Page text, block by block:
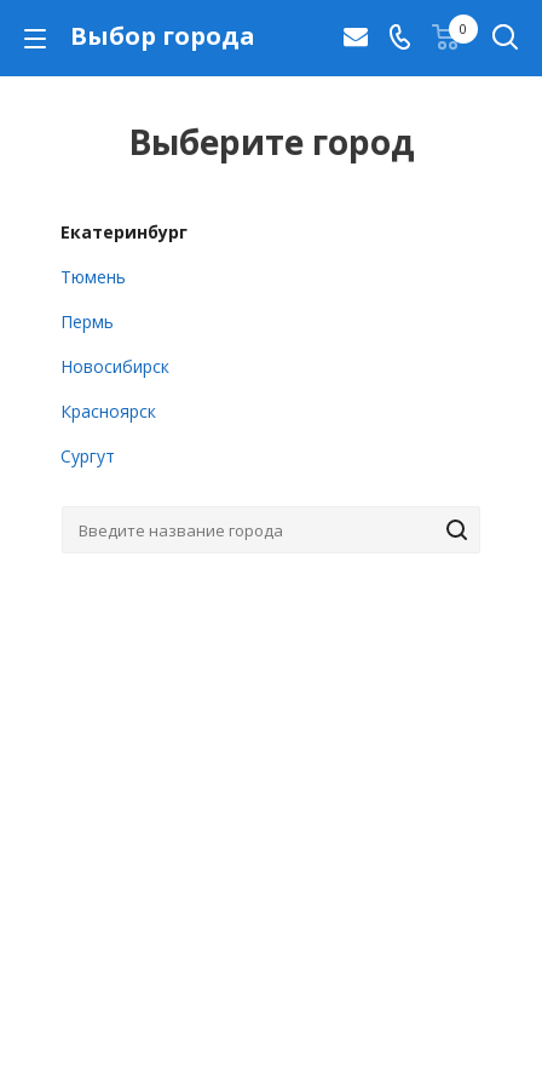
Выбор города 0
Выберите город
Екатеринбург
Тюмень
Пермь
Новосибирск
Красноярск
Сургут